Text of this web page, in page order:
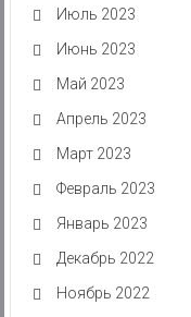
Июль 2023
Июнь 2023
Май 2023
Апрель 2023
Март 2023
Февраль 2023
Январь 2023
Декабрь 2022
Ноябрь 2022